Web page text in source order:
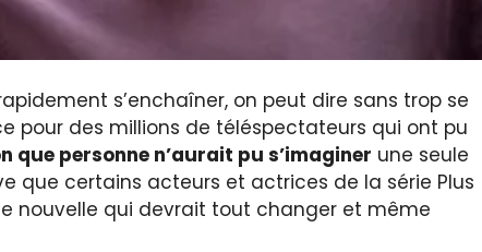
s’enchaîner, on peut dire sans trop se
pour des millions de téléspectateurs qui ont pu
que personne n’aurait pu s’imaginer une seule
que certains acteurs et actrices de la série Plus
nouvelle qui devrait tout changer et même